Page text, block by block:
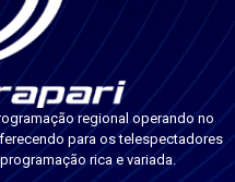
regional operando no
para os telespectadores
rica e variada.